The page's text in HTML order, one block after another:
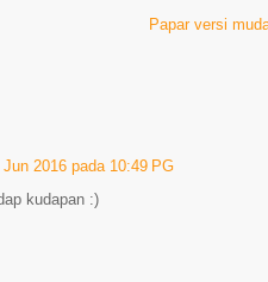
Papar versi
Jun 2016 pada 10:49 PG
kudapan :)